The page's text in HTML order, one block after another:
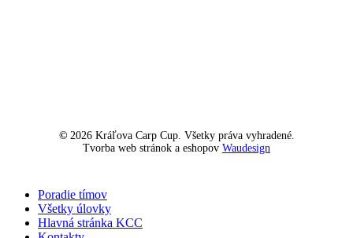
© 2026Kráľova Carp Cup. Všetky práva vyhradené.
Tvorba web stránok a eshopov Waudesign
Close
Menu
Poradie tímov
Všetky úlovky
Hlavná stránka KCC